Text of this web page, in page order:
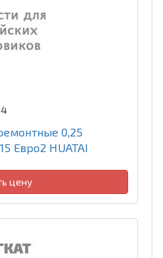
0,25
Евро2 HUATAI
цену